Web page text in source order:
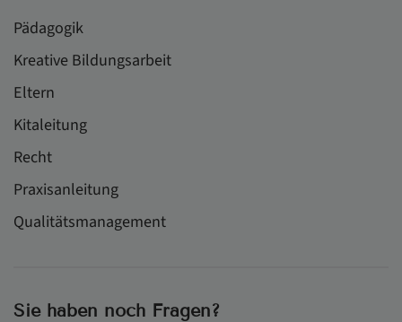
Pädagogik
Kreative Bildungsarbeit
Eltern
Kitaleitung
Recht
Praxisanleitung
Qualitätsmanagement
Sie haben noch Fragen?